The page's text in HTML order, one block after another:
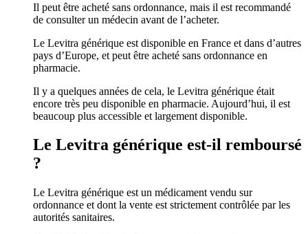
Il peut être acheté sans ordonnance, mais il est recommandé
de consulter un médecin avant de l’acheter.
Le Levitra générique est disponible en France et dans d’autres
pays d’Europe, et peut être acheté sans ordonnance en
pharmacie.
Il y a quelques années de cela, le Levitra générique était
encore très peu disponible en pharmacie. Aujourd’hui, il est
beaucoup plus accessible et largement disponible.
Le Levitra générique est-il remboursé
?
Le Levitra générique est un médicament vendu sur
ordonnance et dont la vente est strictement contrôlée par les
autorités sanitaires.